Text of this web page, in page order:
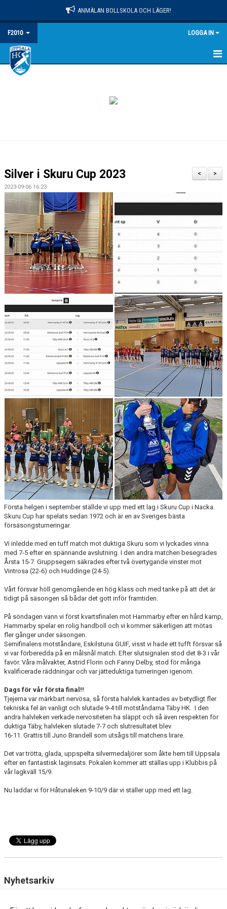
ANMÄLAN BOLLSKOLA OCH LÄGER!
F2010 LOGGA IN
HEM
BILDGALLERI
DOKUMENT
KONTAKT
>
<
Silver i Skuru Cup 2023
2023-09-06 16:23
Första helgen i september ställde vi upp med ett lag i Skuru Cup i Nacka.
Skuru Cup har spelats sedan 1972 och är en av Sveriges bästa
försäsongsturneringar.
Vi inledde med en tuff match mot duktiga Skuru som vi lyckades vinna
med 7-5 efter en spännande avslutning. I den andra matchen besegrades
Årsta 15-7. Gruppsegern säkrades efter två övertygande vinster mot
Vintrosa (22-6) och Huddinge (24-5).
Vårt försvar höll genomgående en hög klass och med tanke på att det är
tidigt på säsongen så bådar det gott inför framtiden.
På söndagen vann vi först kvartsfinalen mot Hammarby efter en hård kamp,
Hammarby spelar en rolig handboll och vi kommer säkerligen att mötas
fler gånger under säsongen.
Semifinalens motståndare, Eskilstuna GUIF, visst vi hade ett tufft försvar så
vi var förberedda på en målsnål match. Efter slutsignalen stod det 8-3 i vår
favör. Våra målvakter, Astrid Florin och Fanny Delby, stod för många
kvalificerade räddningar och var jätteduktiga turneringen igenom.
Dags för vår första final!!
Tjejerna var märkbart nervösa, så första halvlek kantades av betydligt fler
tekniska fel än vanligt och slutade 9-4 till motståndarna Täby HK. I den
andra halvleken verkade nervositeten ha släppt och så även respekten för
duktiga Täby, halvleken slutade 7-7 och slutresultatet blev
16-11. Grattis till Juno Brandell som utsågs till matchens lirare.
Det var trötta, glada, uppspelta silvermedaljörer som åkte hem till Uppsala
efter en fantastisk laginsats. Pokalen kommer att ställas upp i Klubbis på
vår lagkväll 15/9.
Nu laddar vi för Håtunaleken 9-10/9 där vi ställer upp med ett lag.
Nyhetsarkiv